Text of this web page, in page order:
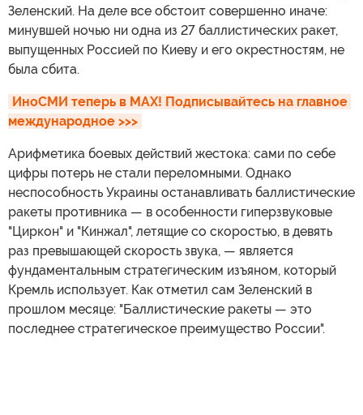
Зеленский. На деле все обстоит совершенно иначе:
минувшей ночью ни одна из 27 баллистических ракет,
выпущенных Россией по Киеву и его окрестностям, не
была сбита.
ИноСМИ теперь в MAX! Подписывайтесь на главное
международное >>>
Арифметика боевых действий жестока: сами по себе
цифры потерь не стали переломными. Однако
неспособность Украины останавливать баллистические
ракеты противника — в особенности гиперзвуковые
"Циркон" и "Кинжал", летящие со скоростью, в девять
раз превышающей скорость звука, — является
фундаментальным стратегическим изъяном, который
Кремль использует. Как отметил сам Зеленский в
прошлом месяце: "Баллистические ракеты — это
последнее стратегическое преимущество России".